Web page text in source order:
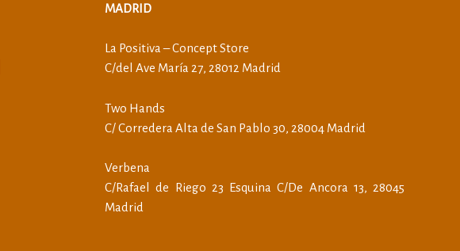
MADRID
La Positiva – Concept Store
C/del Ave María 27, 28012 Madrid
Two Hands
C/ Corredera Alta de San Pablo 30, 28004 Madrid
Verbena
C/Rafael de Riego 23 Esquina C/De Ancora 13, 28045
Madrid